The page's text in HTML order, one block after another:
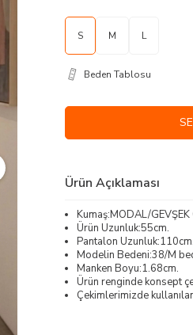
S M L
Beden Tablosu
Ürün Açıklaması
Kumaş:MODAL/GEVŞEK
Ürün Uzunluk:55cm.
Pantalon Uzunluk:110cm.
Modelin Bedeni:38/M
Manken Boyu:1.68cm.
Ürün renginde konsept
Çekimlerimizde